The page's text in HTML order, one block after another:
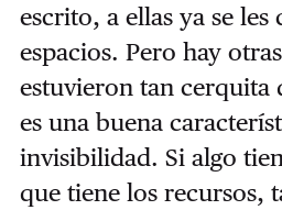
escrito, a ellas ya se
espacios. Pero hay
estuvieron tan cerquita
es una buena
invisibilidad. Si algo
que tiene los recursos,